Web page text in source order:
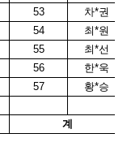
53
차*권
54
최*원
55
최*선
56
한*욱
57
황*승
계